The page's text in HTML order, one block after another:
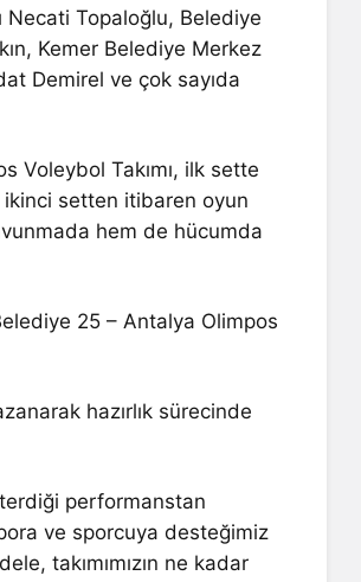
Necati Topaloğlu, Belediye
Kemer Belediye Merkez
Demirel ve çok sayıda
Voleybol Takımı, ilk sette
ikinci setten itibaren oyun
hem de hücumda
25 – Antalya Olimpos
hazırlık sürecinde
performanstan
ve sporcuya desteğimiz
takımımızın ne kadar